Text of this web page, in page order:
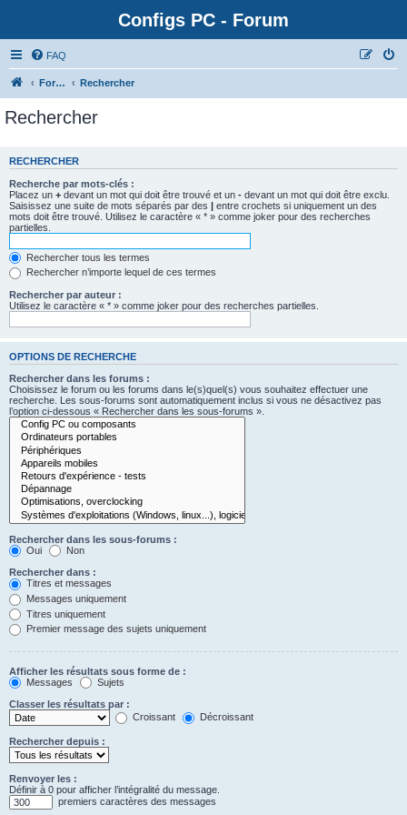
Configs PC - Forum
FAQ
Forum Rechercher
Rechercher
RECHERCHER
Recherche par mots-clés :
Placez un + devant un mot qui doit être trouvé et un - devant un mot qui doit être exclu.
Saisissez une suite de mots séparés par des | entre crochets si uniquement un des
mots doit être trouvé. Utilisez le caractère « * » comme joker pour des recherches
partielles.
Rechercher tous les termes
Rechercher n’importe lequel de ces termes
Rechercher par auteur :
Utilisez le caractère « * » comme joker pour des recherches partielles.
OPTIONS DE RECHERCHE
Rechercher dans les forums :
Choisissez le forum ou les forums dans le(s)quel(s) vous souhaitez effectuer une
recherche. Les sous-forums sont automatiquement inclus si vous ne désactivez pas
l’option ci-dessous « Rechercher dans les sous-forums ».
Rechercher dans les sous-forums :
Oui
Non
Rechercher dans :
Titres et messages
Messages uniquement
Titres uniquement
Premier message des sujets uniquement
Afficher les résultats sous forme de :
Messages
Sujets
Classer les résultats par :
Croissant
Décroissant
Rechercher depuis :
Renvoyer les :
Définir à 0 pour afficher l’intégralité du message.
premiers caractères des messages